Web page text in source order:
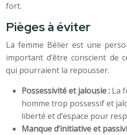
fort.
Pièges à éviter
La femme Bélier est une
important d’être conscient de
qui pourraient la repousser.
Possessivité et jalousie : La
homme trop possessif et
liberté et d’espace pour
Manque d’initiative et